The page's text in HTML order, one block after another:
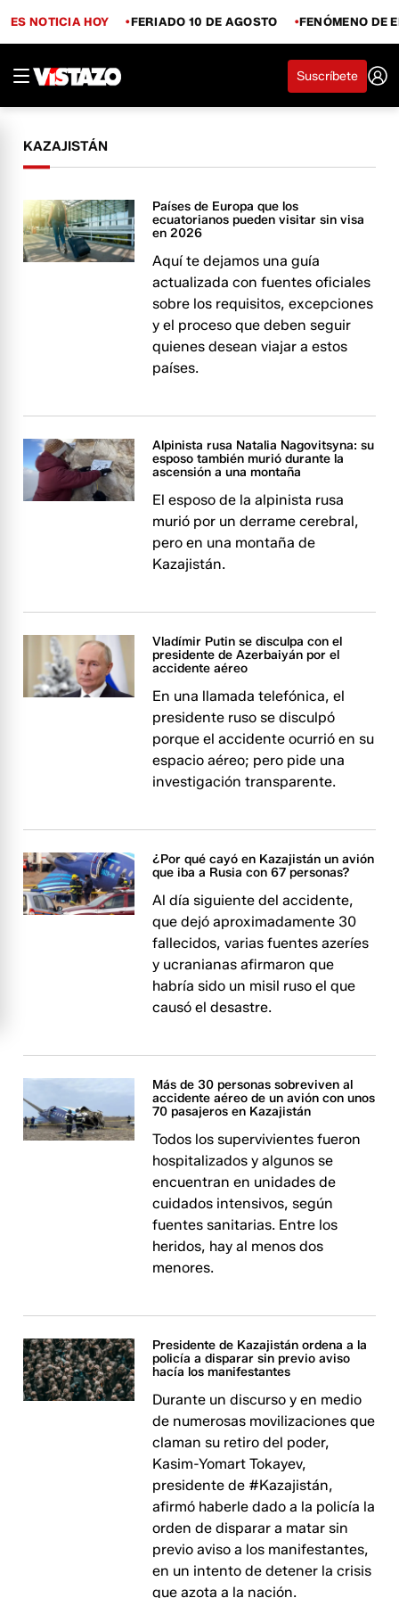
ES NOTICIA HOY FERIADO 10 DE AGOSTO FENÓMENO DE
Suscríbete
KAZAJISTÁN
Países de Europa que los
ecuatorianos pueden visitar sin visa
en 2026
Aquí te dejamos una guía
actualizada con fuentes oficiales
sobre los requisitos, excepciones
y el proceso que deben seguir
quienes desean viajar a estos
países.
Alpinista rusa Natalia Nagovitsyna: su
esposo también murió durante la
ascensión a una montaña
El esposo de la alpinista rusa
murió por un derrame cerebral,
pero en una montaña de
Kazajistán.
Vladímir Putin se disculpa con el
presidente de Azerbaiyán por el
accidente aéreo
En una llamada telefónica, el
presidente ruso se disculpó
porque el accidente ocurrió en su
espacio aéreo; pero pide una
investigación transparente.
¿Por qué cayó en Kazajistán un avión
que iba a Rusia con 67 personas?
Al día siguiente del accidente,
que dejó aproximadamente 30
fallecidos, varias fuentes azeríes
y ucranianas afirmaron que
habría sido un misil ruso el que
causó el desastre.
Más de 30 personas sobreviven al
accidente aéreo de un avión con unos
70 pasajeros en Kazajistán
Todos los supervivientes fueron
hospitalizados y algunos se
encuentran en unidades de
cuidados intensivos, según
fuentes sanitarias. Entre los
heridos, hay al menos dos
menores.
Presidente de Kazajistán ordena a la
policía a disparar sin previo aviso
hacía los manifestantes
Durante un discurso y en medio
de numerosas movilizaciones que
claman su retiro del poder,
Kasim-Yomart Tokayev,
presidente de #Kazajistán,
afirmó haberle dado a la policía la
orden de disparar a matar sin
previo aviso a los manifestantes,
en un intento de detener la crisis
que azota a la nación.